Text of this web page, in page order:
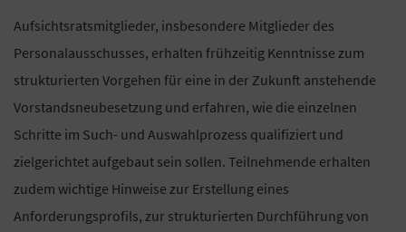
Aufsichtsratsmitglieder, insbesondere Mitglieder des
Personalausschusses, erhalten frühzeitig Kenntnisse zum
strukturierten Vorgehen für eine in der Zukunft anstehende
Vorstandsneubesetzung und erfahren, wie die einzelnen
Schritte im Such- und Auswahlprozess qualifiziert und
zielgerichtet aufgebaut sein sollen. Teilnehmende erhalten
zudem wichtige Hinweise zur Erstellung eines
Anforderungsprofils, zur strukturierten Durchführung von